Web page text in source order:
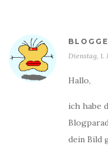
Dienstag, 1.
Hallo,
ich habe
dein Bild